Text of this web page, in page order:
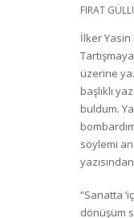
FIRAT
İlker Yasin
üzerine
başlıklı
buldum.
söylemi
“Sanatta
dönüşüm